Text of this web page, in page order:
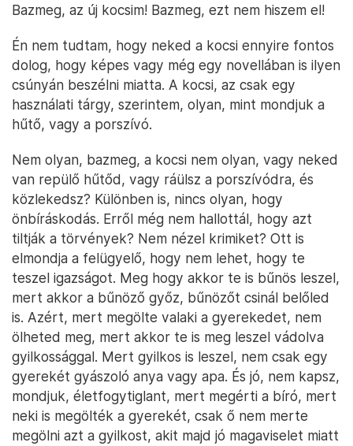
Bazmeg, az új kocsim! Bazmeg, ezt nem hiszem el!
Én nem tudtam, hogy neked a kocsi ennyire fontos
dolog, hogy képes vagy még egy novellában is ilyen
csúnyán beszélni miatta. A kocsi, az csak egy
használati tárgy, szerintem, olyan, mint mondjuk a
hűtő, vagy a porszívó.
Nem olyan, bazmeg, a kocsi nem olyan, vagy neked
van repülő hűtőd, vagy ráülsz a porszívódra, és
közlekedsz? Különben is, nincs olyan, hogy
önbíráskodás. Erről még nem hallottál, hogy azt
tiltják a törvények? Nem nézel krimiket? Ott is
elmondja a felügyelő, hogy nem lehet, hogy te
teszel igazságot. Meg hogy akkor te is bűnös leszel,
mert akkor a bűnöző győz, bűnözőt csinál belőled
is. Azért, mert megölte valaki a gyerekedet, nem
ölheted meg, mert akkor te is meg leszel vádolva
gyilkossággal. Mert gyilkos is leszel, nem csak egy
gyerekét gyászoló anya vagy apa. És jó, nem kapsz,
mondjuk, életfogytiglant, mert megérti a bíró, mert
neki is megölték a gyerekét, csak ő nem merte
megölni azt a gyilkost, akit majd jó magaviselet miatt